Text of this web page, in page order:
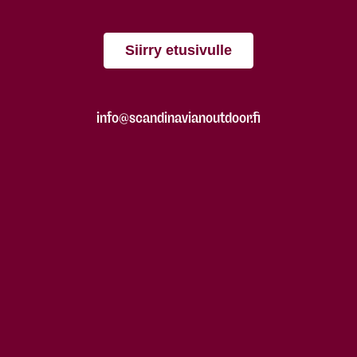
Siirry etusivulle
info@scandinavianoutdoor.fi